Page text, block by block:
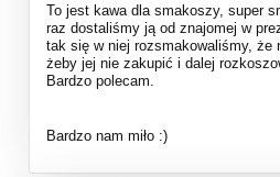
To jest kawa dla smakoszy, super
raz dostaliśmy ją od znajomej w
tak się w niej rozsmakowaliśmy, że
żeby jej nie zakupić i dalej
Bardzo polecam.
Bardzo nam miło :)